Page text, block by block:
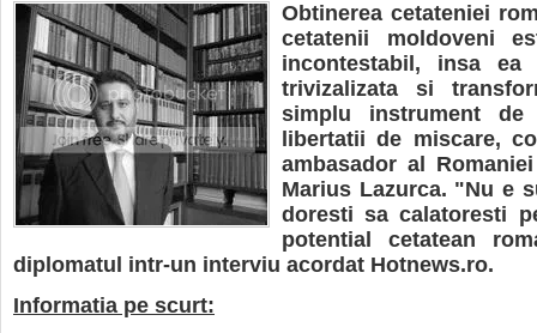
Obtinerea cetateniei
cetatenii moldoveni
incontestabil, insa
trivizalizata si
simplu instrument de
libertatii de miscare,
ambasador al
Marius Lazurca. "Nu e
doresti sa calatoresti
potential cetatean
diplomatul intr-un interviu acordat Hotnews.ro.
Informatia pe scurt: